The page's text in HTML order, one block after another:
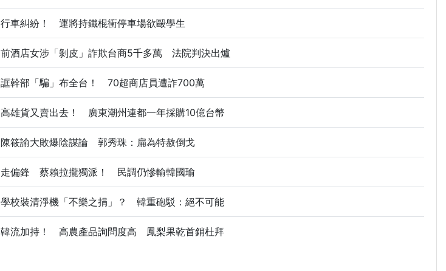
行車糾紛！ 運將持鐵棍衝停車場欲毆學生
前酒店女涉「剝皮」詐欺台商5千多萬 法院判決出爐
誆幹部「騙」布全台！ 70超商店員遭詐700萬
高雄貨又賣出去！ 廣東潮州連都一年採購10億台幣
陳筱諭大敗爆陰謀論 郭秀珠：扁為特赦倒戈
走偏鋒 蔡賴拉攏獨派！ 民調仍慘輸韓國瑜
學校裝清淨機「不樂之捐」？ 韓重砲駁：絕不可能
韓流加持！ 高農產品詢問度高 鳳梨果乾首銷杜拜